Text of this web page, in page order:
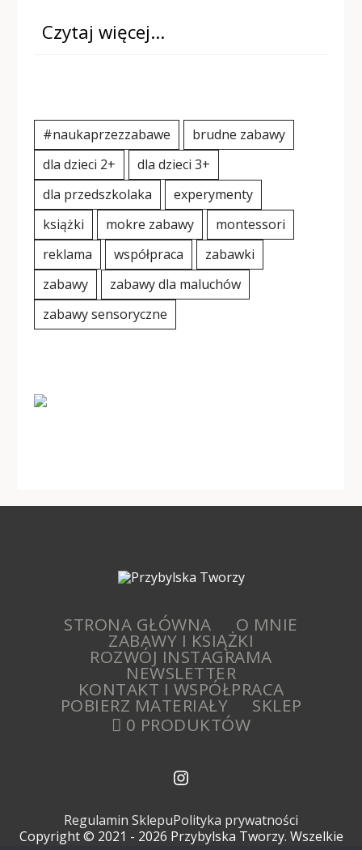
Czytaj więcej…
#naukaprzezzabawe
brudne zabawy
dla dzieci 2+
dla dzieci 3+
dla przedszkolaka
experymenty
książki
mokre zabawy
montessori
reklama
współpraca
zabawki
zabawy
zabawy dla maluchów
zabawy sensoryczne
STRONA GŁÓWNA O MNIE
ZABAWY I KSIĄŻKI
ROZWÓJ INSTAGRAMA
NEWSLETTER
KONTAKT I WSPÓŁPRACA
POBIERZ MATERIAŁY
SKLEP
0 PRODUKTÓW
Regulamin SklepuPolityka prywatności
Copyright © 2021 - 2026 Przybylska Tworzy. Wszelkie